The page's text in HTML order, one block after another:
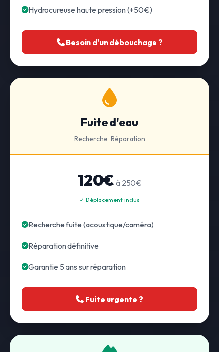
Hydrocureuse haute pression (+50€)
Besoin d'un débouchage ?
Fuite d'eau
Recherche · Réparation
120€ à 250€
✓ Déplacement inclus
Recherche fuite (acoustique/caméra)
Réparation définitive
Garantie 5 ans sur réparation
Fuite urgente ?